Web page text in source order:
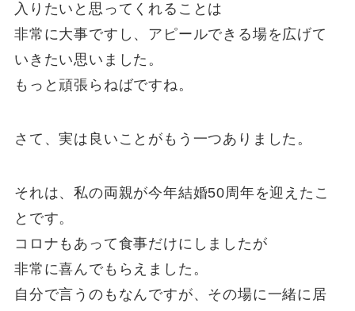
入りたいと思ってくれることは
非常に大事ですし、アピールできる場を広げて
いきたい思いました。
もっと頑張らねばですね。
さて、実は良いことがもう一つありました。
それは、私の両親が今年結婚50周年を迎えたこ
とです。
コロナもあって食事だけにしましたが
非常に喜んでもらえました。
自分で言うのもなんですが、その場に一緒に居